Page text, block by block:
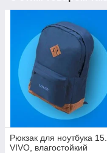
Рюкзак для ноутбука
VIVO, влагостойкий